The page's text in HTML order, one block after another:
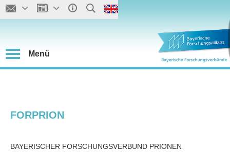
Menü
FORPRION
BAYERISCHER FORSCHUNGSVERBUND PRIONEN